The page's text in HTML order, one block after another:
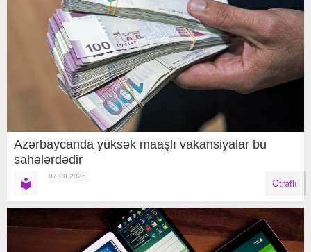
Azərbaycanda yüksək maaşlı vakansiyalar bu
sahələrdədir
07.08.2026
Ətraflı